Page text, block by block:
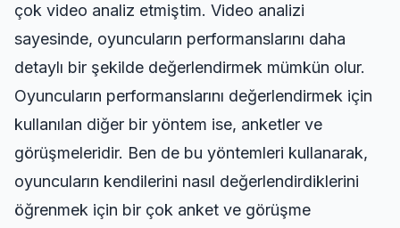
çok video analiz etmiştim. Video analizi
sayesinde, oyuncuların performanslarını daha
detaylı bir şekilde değerlendirmek mümkün olur.
Oyuncuların performanslarını değerlendirmek için
kullanılan diğer bir yöntem ise, anketler ve
görüşmeleridir. Ben de bu yöntemleri kullanarak,
oyuncuların kendilerini nasıl değerlendirdiklerini
öğrenmek için bir çok anket ve görüşme